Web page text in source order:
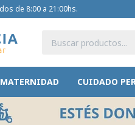
MATERNIDAD CUIDADO
de 8:00 a 21:00hs.